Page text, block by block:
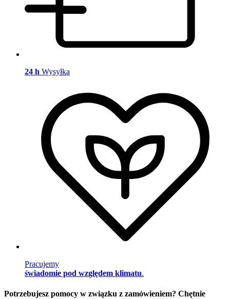
24 h Wysyłka
Pracujemy
świadomie pod względem klimatu.
Potrzebujesz pomocy w związku z zamówieniem? Chętnie